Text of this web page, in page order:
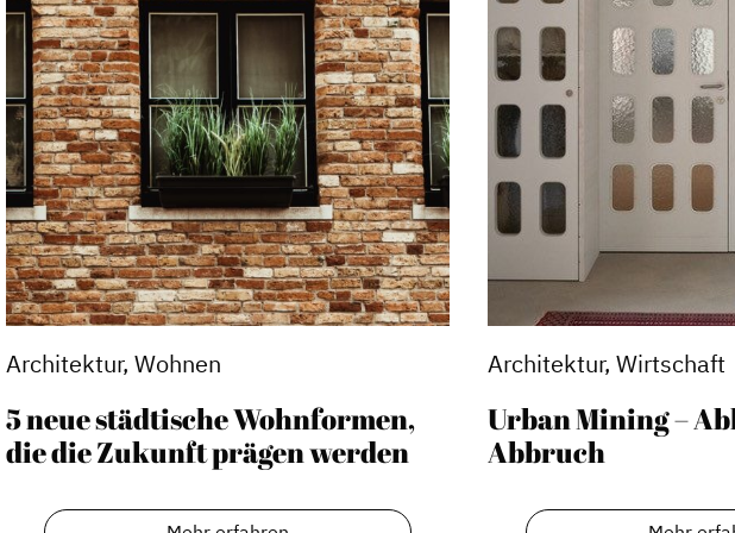
Architektur, Wohnen
5 neue städtische Wohnformen,
die die Zukunft prägen werden
Architektur, Wirtschaft
Urban Mining –
Abbruch